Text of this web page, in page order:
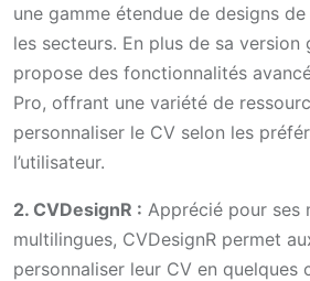
une gamme étendue de designs
les secteurs. En plus de sa version
propose des fonctionnalités
Pro, offrant une variété de
personnaliser le CV selon les
l’utilisateur.
2. CVDesignR : Apprécié pour ses
multilingues, CVDesignR permet
personnaliser leur CV en quelques